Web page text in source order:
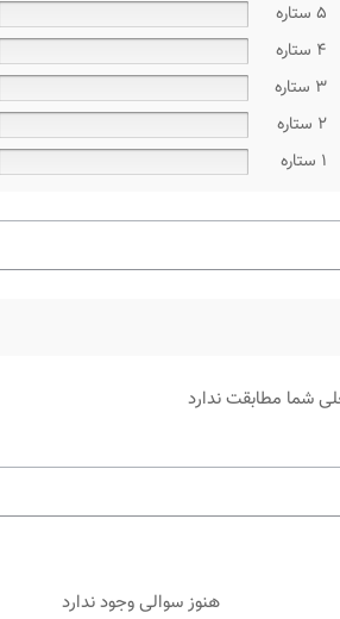
5 ستاره
4 ستاره
3 ستاره
2 ستاره
1 ستاره
شما مطابقت ندارد
هنوز سوالی وجود ندارد